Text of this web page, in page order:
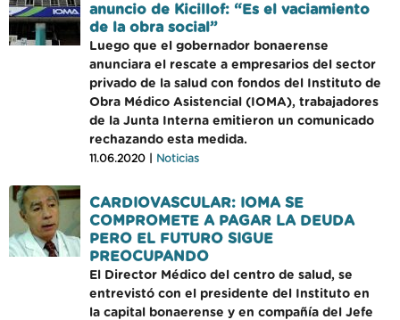
anuncio de Kicillof: “Es el vaciamiento
de la obra social”
Luego que el gobernador bonaerense
anunciara el rescate a empresarios del sector
privado de la salud con fondos del Instituto de
Obra Médico Asistencial (IOMA), trabajadores
de la Junta Interna emitieron un comunicado
rechazando esta medida.
11.06.2020 | Noticias
CARDIOVASCULAR: IOMA SE
COMPROMETE A PAGAR LA DEUDA
PERO EL FUTURO SIGUE
PREOCUPANDO
El Director Médico del centro de salud, se
entrevistó con el presidente del Instituto en
la capital bonaerense y en compañía del Jefe